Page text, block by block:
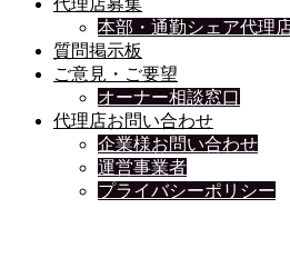
代理店募集
本部・通勤シェア代理
質問掲示板
ご意見・ご要望
オーナー相談窓口
代理店お問い合わせ
企業様お問い合わせ
運営事業者
プライバシーポリシー